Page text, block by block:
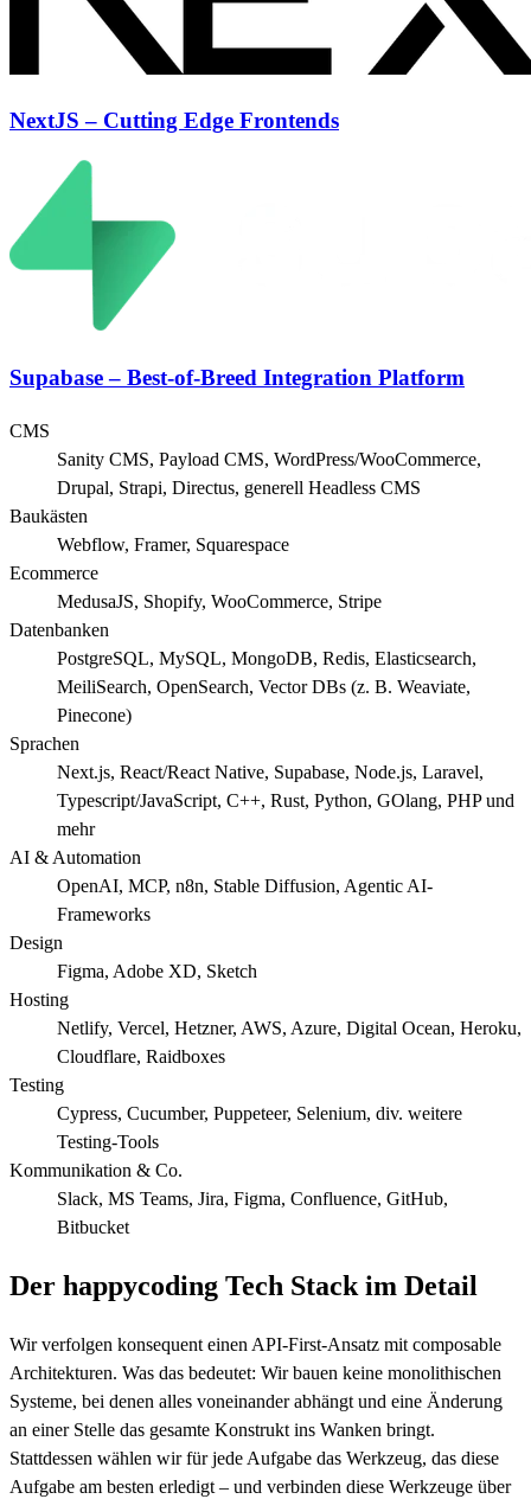
NextJS – Cutting Edge Frontends
Supabase – Best-of-Breed Integration Platform
CMS
Sanity CMS, Payload CMS, WordPress/WooCommerce,
Drupal, Strapi, Directus, generell Headless CMS
Baukästen
Webflow, Framer, Squarespace
Ecommerce
MedusaJS, Shopify, WooCommerce, Stripe
Datenbanken
PostgreSQL, MySQL, MongoDB, Redis, Elasticsearch,
MeiliSearch, OpenSearch, Vector DBs (z. B. Weaviate,
Pinecone)
Sprachen
Next.js, React/React Native, Supabase, Node.js, Laravel,
Typescript/JavaScript, C++, Rust, Python, GOlang, PHP und
mehr
AI & Automation
OpenAI, MCP, n8n, Stable Diffusion, Agentic AI-
Frameworks
Design
Figma, Adobe XD, Sketch
Hosting
Netlify, Vercel, Hetzner, AWS, Azure, Digital Ocean, Heroku,
Cloudflare, Raidboxes
Testing
Cypress, Cucumber, Puppeteer, Selenium, div. weitere
Testing-Tools
Kommunikation & Co.
Slack, MS Teams, Jira, Figma, Confluence, GitHub,
Bitbucket
Der happycoding Tech Stack im Detail
Wir verfolgen konsequent einen API-First-Ansatz mit composable
Architekturen. Was das bedeutet: Wir bauen keine monolithischen
Systeme, bei denen alles voneinander abhängt und eine Änderung
an einer Stelle das gesamte Konstrukt ins Wanken bringt.
Stattdessen wählen wir für jede Aufgabe das Werkzeug, das diese
Aufgabe am besten erledigt – und verbinden diese Werkzeuge über